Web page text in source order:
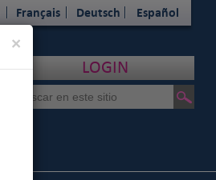
×
Français Deutsch Español
LOGIN